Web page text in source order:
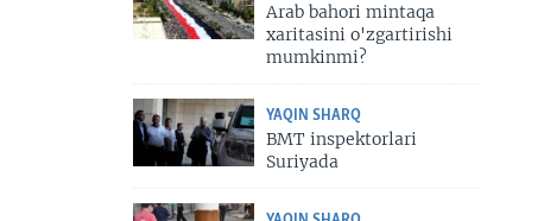
Arab bahori mintaqa
xaritasini o'zgartirishi
mumkinmi?
YAQIN SHARQ
BMT inspektorlari
Suriyada